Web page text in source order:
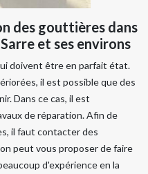
des gouttières dans
et ses environs
doivent être en parfait état.
il est possible que des
Dans ce cas, il est
de réparation. Afin de
il faut contacter des
peut vous proposer de faire
d'expérience en la